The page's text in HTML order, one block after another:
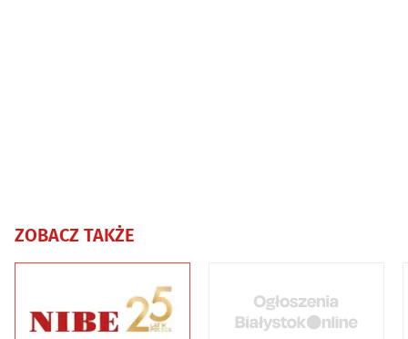
ZOBACZ TAKŻE